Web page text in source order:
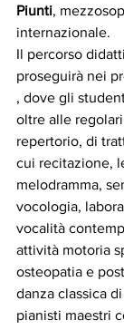
Piunti,
internazionale.
Il percorso
proseguirà nei
, dove gli
oltre alle
repertorio, di
cui recitazione,
melodramma,
vocologia,
vocalità
attività motoria
osteopatia e
danza classica
pianisti maestri